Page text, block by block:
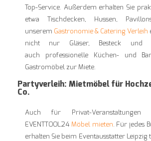
Top-Service. Außerdem erhalten Sie
etwa Tischdecken, Hussen,
unserem Gastronomie & Catering Verleih
nicht nur Gläser, Besteck und
auch professionelle Küchen- und
Gastromöbel zur Miete.
Partyverleih: Mietmöbel für
Co.
Auch für Privat-
EVENTTOOL24 Möbel mieten. Für jedes
erhalten Sie beim Eventausstatter Leipzig